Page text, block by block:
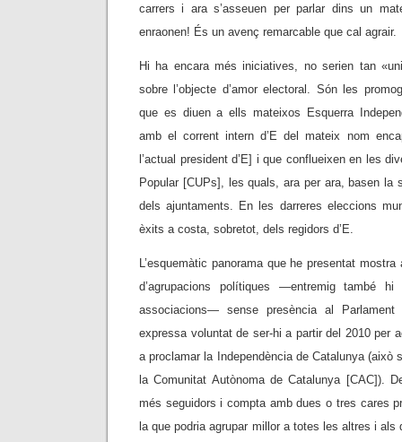
carrers i ara s’asseuen per parlar dins un
enraonen! És un avenç remarcable que cal agrair.
Hi ha encara més iniciatives, no serien tan
sobre l’objecte d’amor electoral. Són les
que es diuen a ells mateixos Esquerra
amb el corrent intern d’E del mateix nom
l’actual president d’E] i que conflueixen en les
Popular [CUPs], les quals, ara per ara, basen la
dels ajuntaments. En les darreres eleccions
èxits a costa, sobretot, dels regidors d’E.
L’esquemàtic panorama que he presentat
d’agrupacions polítiques —entremig també
associacions— sense presència al Parlament
expressa voluntat de ser-hi a partir del 2010 per
a proclamar la Independència de Catalunya (això
la Comunitat Autònoma de Catalunya [CAC]).
més seguidors i compta amb dues o tres cares
la que podria agrupar millor a totes les altres i